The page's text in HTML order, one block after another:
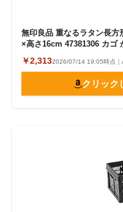
無印良品 重なるラタン長方
×高さ16cm 47381306 カゴ
￥2,3132026/07/14 19:05時点｜
クリック